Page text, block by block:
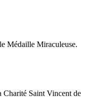
Médaille Miraculeuse.
Charité Saint Vincent de